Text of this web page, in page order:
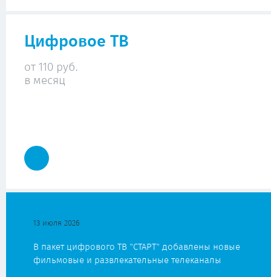
13 июля 2026
В пакет цифрового ТВ "СТАРТ" добавлены новые
фильмовые и развлекательные телеканалы
Цифровое ТВ
от 110 руб.
в месяц